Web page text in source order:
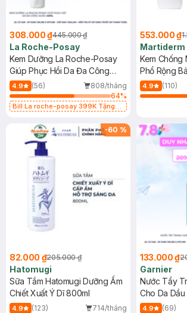
308.000 ₫445.000 ₫
La Roche-Posay
Kem Dưỡng La Roche-Posay
Giúp Phục Hồi Da Đa Công
Dụng 40ml
4.9 (56)
808/tháng
64%
Bill La roche-posay 399K Tặng
(SL có hạn)
553.000 ₫
Martiderm
Kem Chống
Phổ Rộng
40ml
4.9 (110)
-60 %
82.000 ₫205.000 ₫
Hatomugi
Sữa Tắm Hatomugi Dưỡng Ẩm
Chiết Xuất Ý Dĩ 800ml
4.9 (123)
714/tháng
133.000 ₫
Garnier
Nước Tẩy
Cho Da
(Mới)
4.9 (69)